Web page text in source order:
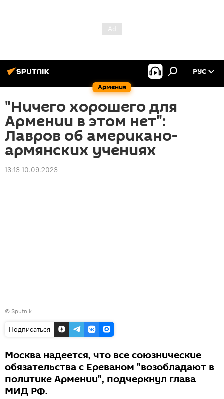
Армения
РУС
"Ничего хорошего для
Армении в этом нет":
Лавров об американо-
армянских учениях
13:13 10.09.2023
© Sputnik
Подписаться
Москва надеется, что все союзнические
обязательства с Ереваном "возобладают в
политике Армении", подчеркнул глава
МИД РФ.